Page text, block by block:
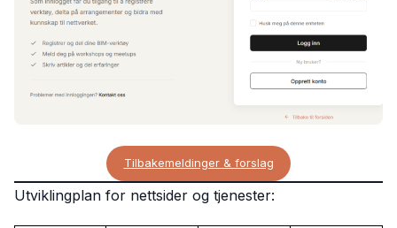
Tilbakemeldinger & forslag
Utviklingplan for nettsider og tjenester: